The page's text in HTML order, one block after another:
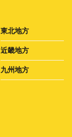
東北地方
近畿地方
九州地方